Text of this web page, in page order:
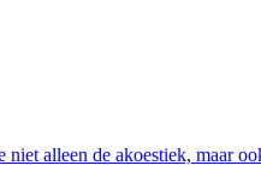
alleen de akoestiek, maar